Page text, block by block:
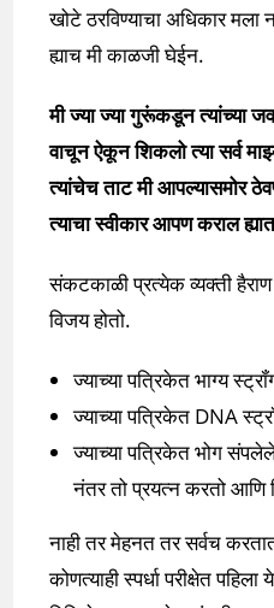
खोटे ठरविण्याचा अधिकार
ह्याच मी काळजी घेईन.
मी ज्या ज्या गुरूंकडून त्यांच्या
वाचून ऐकून शिकलो त्या सर्व
त्यांचेच ताट मी आपल्यासमोर
त्याचा स्वीकार आपण कराल
संकटकाळी प्रत्येक व्यक्ती
विजय होतो.
ज्याच्या पत्रिकेत भाग्य
ज्याच्या पत्रिकेत DNA
ज्याच्या पत्रिकेत भोग
नंतर तो प्रयत्न करतो आणि
नाही तर मेहनत तर सर्वच
कोणत्याही स्पर्धा परीक्षेत